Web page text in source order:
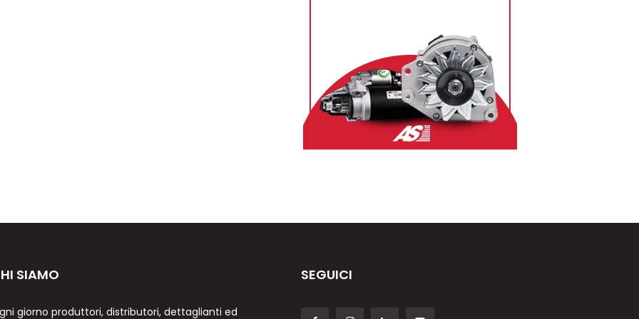
SIAMO
giorno produttori, distributori, dettaglianti ed
SEGUICI